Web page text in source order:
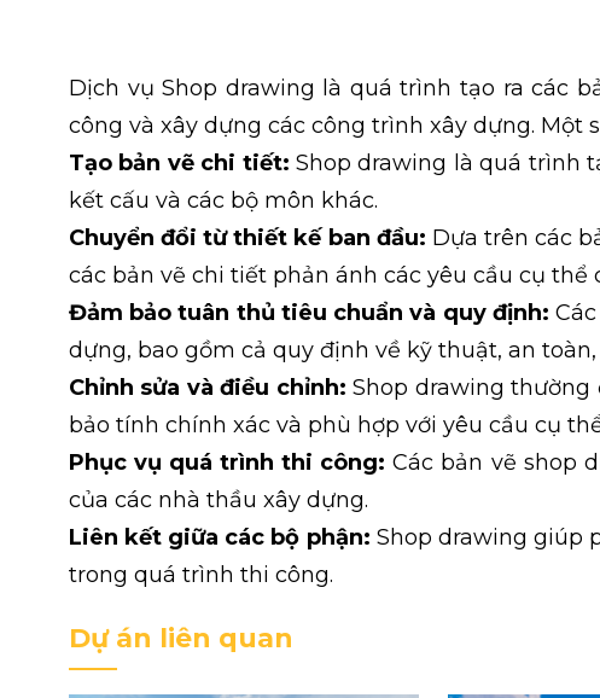
Dịch vụ Shop drawing là quá trình tạo ra các
công và xây dựng các công trình xây dựng.
Tạo bản vẽ chi tiết: Shop drawing là quá trình
kết cấu và các bộ môn khác.
Chuyển đổi từ thiết kế ban đầu: Dựa trên các
các bản vẽ chi tiết phản ánh các yêu cầu cụ thể
Đảm bảo tuân thủ tiêu chuẩn và quy định:
dựng, bao gồm cả quy định về kỹ thuật, an
Chỉnh sửa và điều chỉnh: Shop drawing thường
bảo tính chính xác và phù hợp với yêu cầu cụ
Phục vụ quá trình thi công: Các bản vẽ shop
của các nhà thầu xây dựng.
Liên kết giữa các bộ phận: Shop drawing giúp
trong quá trình thi công.
Dự án liên quan